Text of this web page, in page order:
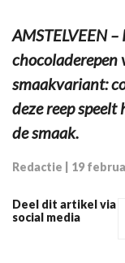
AMSTELVEEN
chocoladerepen
smaakvariant:
deze reep
de smaak.
Redactie 19
Deel dit artikel via
social media